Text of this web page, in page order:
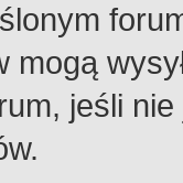
jeśli